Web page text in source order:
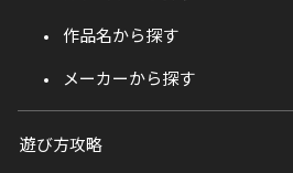
作品名から探す
メーカーから探す
遊び方攻略